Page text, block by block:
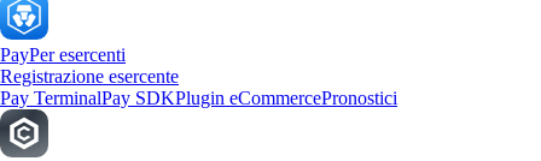
PayPer esercenti
Registrazione esercente
Pay TerminalPay SDKPlugin eCommercePronostici